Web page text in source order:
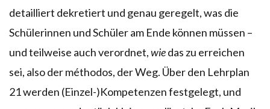
detailliert dekretiert und genau geregelt, was die
Schülerinnen und Schüler am Ende können müssen –
und teilweise auch verordnet,wiedas zu erreichen
sei, also der méthodos, der Weg. Über den Lehrplan
21 werden (Einzel-)Kompetenzen festgelegt, und